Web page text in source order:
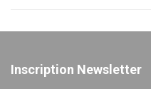
Inscription Newsletter